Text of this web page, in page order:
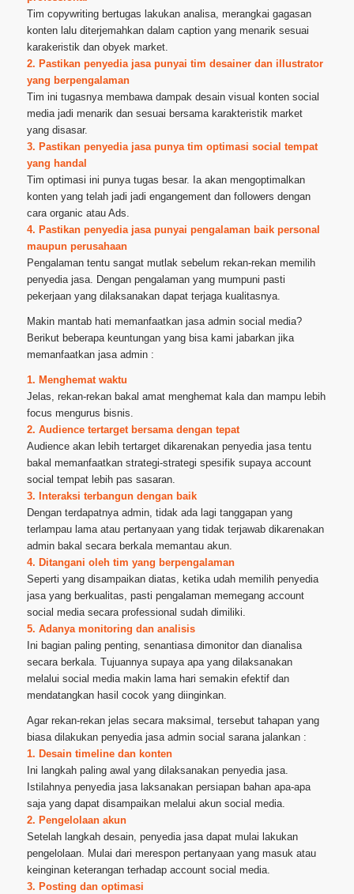
Tim copywriting bertugas lakukan analisa, merangkai gagasan
konten lalu diterjemahkan dalam caption yang menarik sesuai
karakeristik dan obyek market.
2. Pastikan penyedia jasa punyai tim desainer dan illustrator
yang berpengalaman
Tim ini tugasnya membawa dampak desain visual konten social
media jadi menarik dan sesuai bersama karakteristik market
yang disasar.
3. Pastikan penyedia jasa punya tim optimasi social tempat
yang handal
Tim optimasi ini punya tugas besar. Ia akan mengoptimalkan
konten yang telah jadi jadi engangement dan followers dengan
cara organic atau Ads.
4. Pastikan penyedia jasa punyai pengalaman baik personal
maupun perusahaan
Pengalaman tentu sangat mutlak sebelum rekan-rekan memilih
penyedia jasa. Dengan pengalaman yang mumpuni pasti
pekerjaan yang dilaksanakan dapat terjaga kualitasnya.
Makin mantab hati memanfaatkan jasa admin social media?
Berikut beberapa keuntungan yang bisa kami jabarkan jika
memanfaatkan jasa admin :
1. Menghemat waktu
Jelas, rekan-rekan bakal amat menghemat kala dan mampu lebih
focus mengurus bisnis.
2. Audience tertarget bersama dengan tepat
Audience akan lebih tertarget dikarenakan penyedia jasa tentu
bakal memanfaatkan strategi-strategi spesifik supaya account
social tempat lebih pas sasaran.
3. Interaksi terbangun dengan baik
Dengan terdapatnya admin, tidak ada lagi tanggapan yang
terlampau lama atau pertanyaan yang tidak terjawab dikarenakan
admin bakal secara berkala memantau akun.
4. Ditangani oleh tim yang berpengalaman
Seperti yang disampaikan diatas, ketika udah memilih penyedia
jasa yang berkualitas, pasti pengalaman memegang account
social media secara professional sudah dimiliki.
5. Adanya monitoring dan analisis
Ini bagian paling penting, senantiasa dimonitor dan dianalisa
secara berkala. Tujuannya supaya apa yang dilaksanakan
melalui social media makin lama hari semakin efektif dan
mendatangkan hasil cocok yang diinginkan.
Agar rekan-rekan jelas secara maksimal, tersebut tahapan yang
biasa dilakukan penyedia jasa admin social sarana jalankan :
1. Desain timeline dan konten
Ini langkah paling awal yang dilaksanakan penyedia jasa.
Istilahnya penyedia jasa laksanakan persiapan bahan apa-apa
saja yang dapat disampaikan melalui akun social media.
2. Pengelolaan akun
Setelah langkah desain, penyedia jasa dapat mulai lakukan
pengelolaan. Mulai dari merespon pertanyaan yang masuk atau
keinginan keterangan terhadap account social media.
3. Posting dan optimasi